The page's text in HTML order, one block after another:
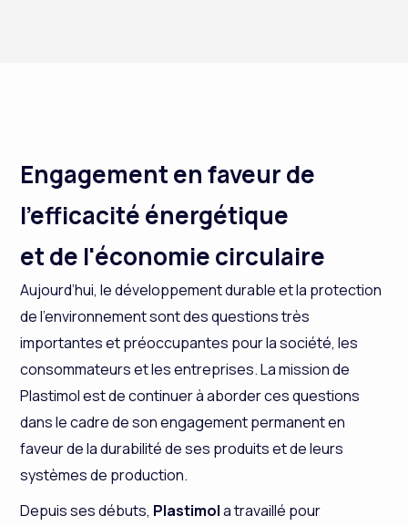
Engagement en faveur de
l'efficacité énergétique
et de l'économie circulaire
Aujourd’hui, le développement durable et la protection
de l’environnement sont des questions très
importantes et préoccupantes pour la société, les
consommateurs et les entreprises. La mission de
Plastimol est de continuer à aborder ces questions
dans le cadre de son engagement permanent en
faveur de la durabilité de ses produits et de leurs
systèmes de production.
Depuis ses débuts, Plastimola travaillé pour